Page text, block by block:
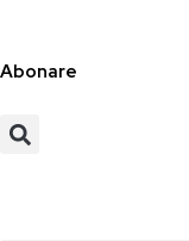
Abonare